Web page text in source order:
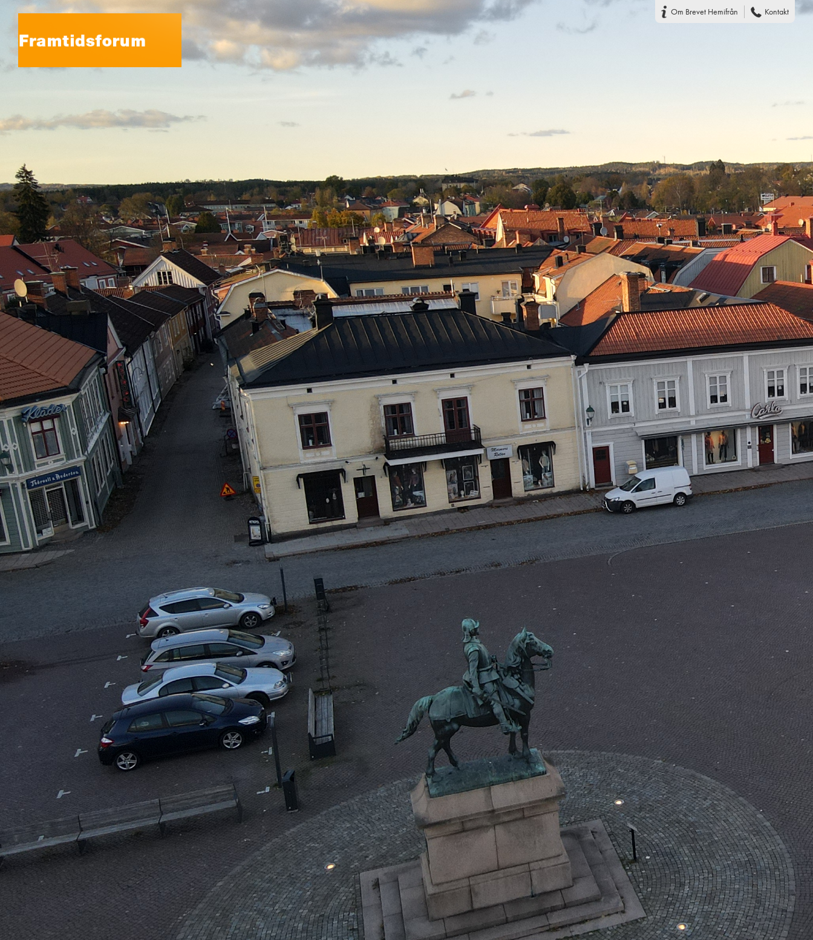
Om Brevet Hemifrån Kontakt